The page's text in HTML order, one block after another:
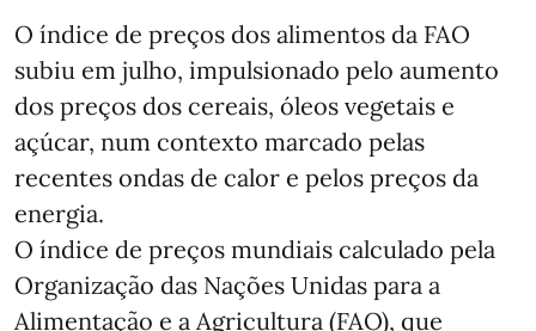
O índice de preços dos alimentos da FAO
subiu em julho, impulsionado pelo aumento
dos preços dos cereais, óleos vegetais e
açúcar, num contexto marcado pelas
recentes ondas de calor e pelos preços da
energia.
O índice de preços mundiais calculado pela
Organização das Nações Unidas para a
Alimentação e a Agricultura (FAO), que